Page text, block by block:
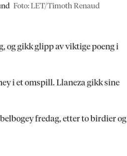
Foto: LET/Timoth Renaud
og gikk glipp av viktige poeng i
i et omspill. Llaneza gikk sine
fredag, etter to birdier og